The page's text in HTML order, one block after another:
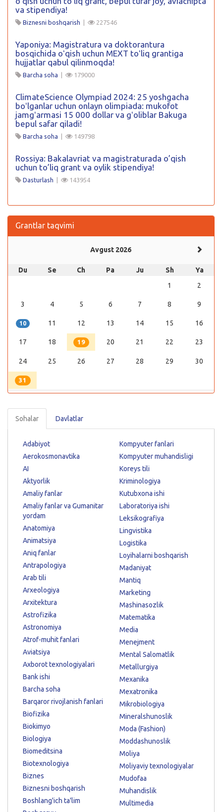
va stipendiya!
Biznesni boshqarish | 227546
Yaponiya: Magistratura va doktorantura
bosqichida oʻqish uchun MEXT toʻliq grantiga
hujjatlar qabul qilinmoqda!
Barcha soha | 179000
ClimateScience Olympiad 2024: 25 yoshgacha
boʻlganlar uchun onlayn olimpiada: mukofot
jamgʻarmasi 15 000 dollar va gʻoliblar Bakuga
bepul safar qiladi!
Barcha soha | 149798
Rossiya: Bakalavriat va magistraturada o’qish
uchun to’liq grant va oylik stipendiya!
Dasturlash | 143954
Grantlar taqvimi
Avgust 2026
Du Se Ch Pa Ju Sh
Ya
1
2
3 4 5 6 7 8 9
10 11 12 13 14 15 16
17 18 19 20 21 22 23
24 25 26 27 28 29 30
31
Sohalar Davlatlar
Adabiyot
Aerokosmonavtika
AI
Aktyorlik
Amaliy fanlar
Amaliy fanlar va Gumanitar
yordam
Anatomiya
Animatsiya
Aniq fanlar
Antrapologiya
Arab tili
Arxeologiya
Arxitektura
Astrofizika
Astronomiya
Atrof-muhit fanlari
Aviatsiya
Axborot texnologiyalari
Bank ishi
Barcha soha
Barqaror rivojlanish fanlari
Biofizika
Biokimyo
Biologiya
Biomeditsina
Biotexnologiya
Biznes
Biznesni boshqarish
Boshlang'ich ta'lim
Kompyuter fanlari
Kompyuter muhandisligi
Koreys tili
Kriminologiya
Kutubxona ishi
Laboratoriya ishi
Leksikografiya
Lingvistika
Logistika
Loyihalarni boshqarish
Madaniyat
Mantiq
Marketing
Mashinasozlik
Matematika
Media
Menejment
Mental Salomatlik
Metallurgiya
Mexanika
Mexatronika
Mikrobiologiya
Mineralshunoslik
Moda (Fashion)
Moddashunoslik
Moliya
Moliyaviy texnologiyalar
Mudofaa
Muhandislik
Multimedia